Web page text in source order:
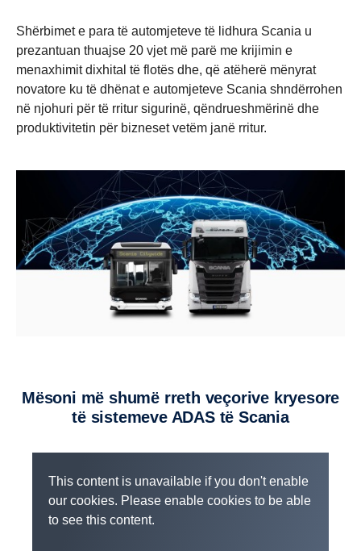
Shërbimet e para të automjeteve të lidhura Scania u
prezantuan thuajse 20 vjet më parë me krijimin e
menaxhimit dixhital të flotës dhe, që atëherë mënyrat
novatore ku të dhënat e automjeteve Scania shndërrohen
në njohuri për të rritur sigurinë, qëndrueshmërinë dhe
produktivitetin për bizneset vetëm janë rritur.
Mësoni më shumë rreth veçorive kryesore
të sistemeve ADAS të Scania
This content is unavailable if you don't enable
our cookies. Please enable cookies to be able
to see this content.